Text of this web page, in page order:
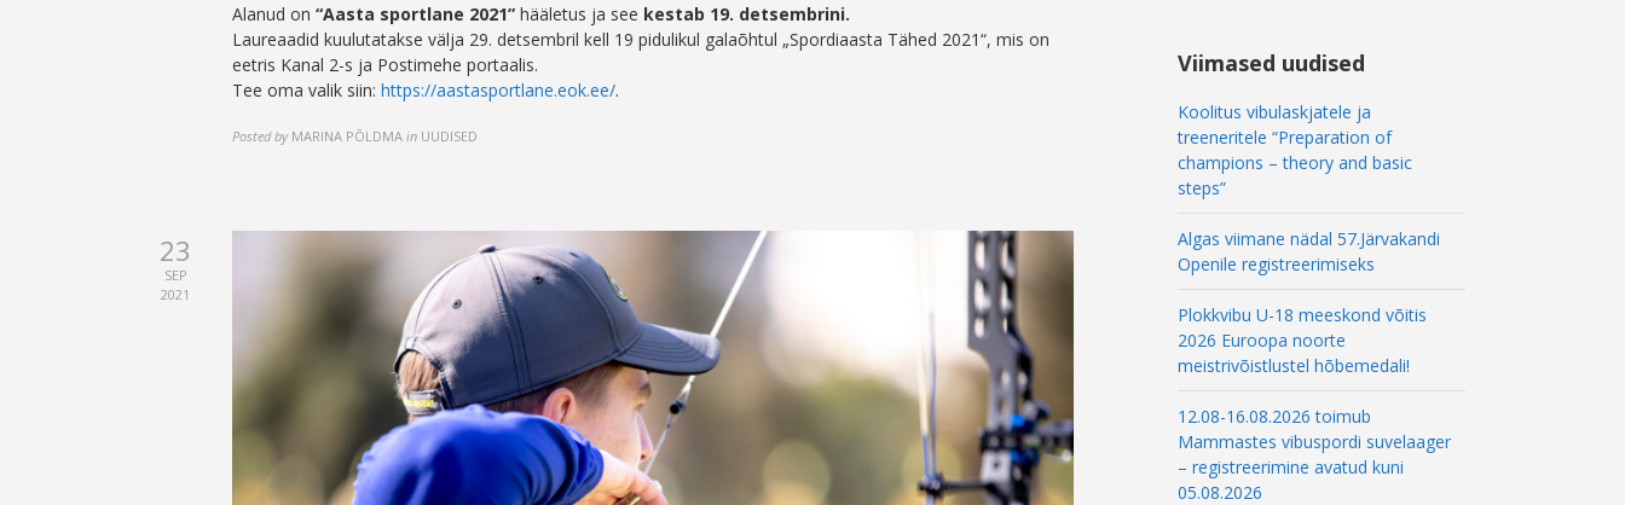
Alanud on “Aasta sportlane 2021” hääletus ja see kestab 19. detsembrini.
Laureaadid kuulutatakse välja 29. detsembril kell 19 pidulikul galaõhtul „Spordiaasta Tähed 2021“, mis on
eetris Kanal 2-s ja Postimehe portaalis.
Tee oma valik siin: https://aastasportlane.eok.ee/.
Posted by MARINA PÕLDMA in UUDISED
23
SEP
2021
Viimased uudised
Koolitus vibulaskjatele ja
treeneritele “Preparation of
champions – theory and basic
steps”
Algas viimane nädal 57.Järvakandi
Openile registreerimiseks
Plokkvibu U-18 meeskond võitis
2026 Euroopa noorte
meistrivõistlustel hõbemedali!
12.08-16.08.2026 toimub
Mammastes vibuspordi suvelaager
– registreerimine avatud kuni
05.08.2026